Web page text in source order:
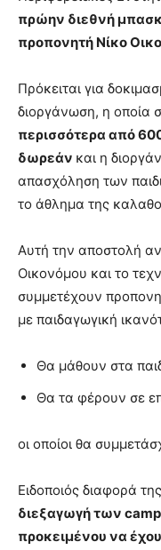
πρώην διεθνή
προπονητή Νίκο
Πρόκειται για
διοργάνωση, η οποία
περισσότερα από
δωρεάν και η
απασχόληση των
το άθλημα της
Αυτή την αποστολή
Οικονόμου και το
συμμετέχουν
με παιδαγωγική
Θα μάθουν στα
Θα τα φέρουν σε
οι οποίοι θα
Ειδοποιός διαφορά
διεξαγωγή των
προκειμένου να